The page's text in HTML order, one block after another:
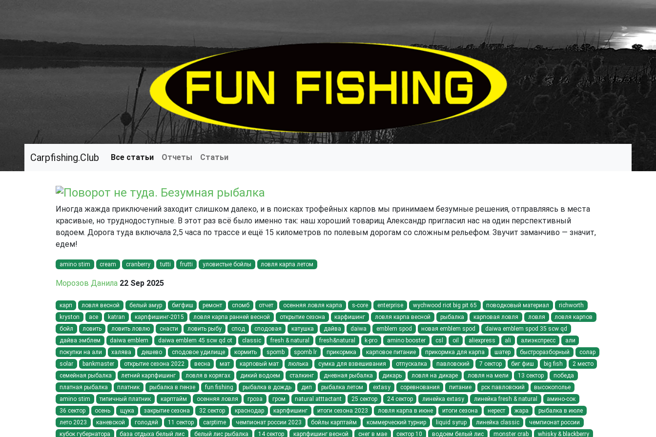
Carpfishing.Club Все статьи Отчеты Статьи
Поворот не туда. Безумная рыбалка
Иногда жажда приключений заходит слишком далеко, и в поисках трофейных карпов мы принимаем безумные решения, отправляясь в места
красивые, но труднодоступные. В этот раз всё было именно так: наш хороший товарищ Александр пригласил нас на один перспективный
водоем. Дорога туда включала 2,5 часа по трассе и ещё 15 километров по полевым дорогам со сложным рельефом. Звучит заманчиво — значит,
едем!
amino stim cream cranberry tutti frutti уловистые бойлы ловля карпа летом
Морозов Данила 22 Sep 2025
карп ловля весной белый амур бигфиш ремонт спомб отчет осенняя ловля карпа s-core enterprise wychwood riot big pit 65 поводковый материал
richworth
kryston
ace katran карпфишинг-2015 ловля карпа ранней весной открытие сезона карфишинг ловля карпа весной рыбалка карповая ловля ловля
ловля карпов
бойл
ловить ловить ловлю снасти ловить рыбу спод сподовая катушка дайва daiwa emblem spod новая emblem spod
daiwa emblem spod 35 scw qd
дайва эмблем
daiwa emblem daiwa emblem 45 scw qd ot classic fresh & natural fresh&natural k-pro amino booster csl oil aliexpress ali алиэкспресс
али
покупки на али
халява дешево сподовое удилище кормить spomb spomb lr прикормка карповое питание прикормка для карпа шатер быстроразборный
солар
solar
bankmaster открытие сезона 2022 весна мат карповый мат люлька сумка для взвешивания отпускалка павловский 7 сектор биг фиш big fish
2 место
семейная рыбалка
летний карпфишинг ловля в корягах дикий водоем сталкинг дневная рыбалка дикарь ловля на дикаре ловля на мели 13 сектор
победа
платная рыбалка
платник рыбалка в пензе fun fishing рыбалка в дождь дип рыбалка летом extasy соревнования питание рск павловский
высокополье
amino stim
типичный платник карптайм осенняя ловля гроза гром natural atttactant 25 сектор 24 сектор линейка extasy линейка fresh & natural
амино-сок
36 сектор
осень щука закрытие сезона 32 сектор краснодар карпфишинг итоги сезона 2023 ловля карпа в июне итоги сезона нерест жара
рыбалка в июле
лето 2023
каневской голодяй 11 сектор carptime чемпионат россии 2023 бойлы карптайм коммерческий турнир liquid syrup линейка classic
чемпионат россии
кубок губернатора
база отдыха белый лис белый лис рыбалка 14 сектор карпфишинг весной снег в мае сектор 10 водоем белый лис monster crab whisky & blackberry